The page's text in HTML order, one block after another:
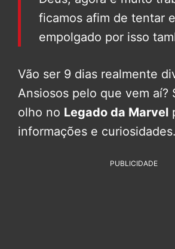
ficamos afim de tentar
empolgado por isso
Vão ser 9 dias realmente
Ansiosos pelo que vem aí?
olho no Legado da Marvel
informações e curiosidades.
PUBLICIDADE